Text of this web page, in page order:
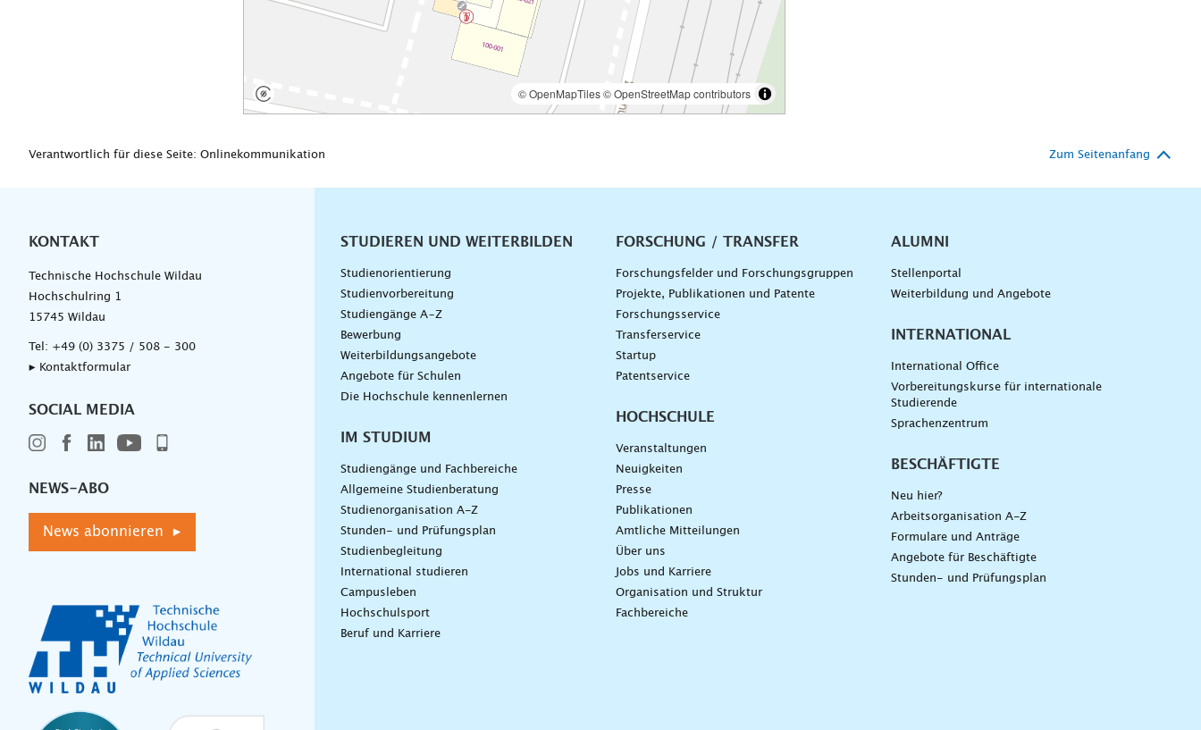
Verantwortlich für diese Seite: Onlinekommunikation Zum Seitenanfang
KONTAKT
Technische Hochschule Wildau
Hochschulring 1
15745 Wildau
Tel: +49 (0) 3375 / 508 - 300
▸ Kontaktformular
SOCIAL MEDIA
NEWS-ABO
News abonnieren ▸
Unternavigation
STUDIEREN UND WEITERBILDEN
Studienorientierung
Studienvorbereitung
Studiengänge A–Z
Bewerbung
Weiterbildungsangebote
Angebote für Schulen
Die Hochschule kennenlernen
IM STUDIUM
Studiengänge und Fachbereiche
Allgemeine Studienberatung
Studienorganisation A-Z
Stunden- und Prüfungsplan
Studienbegleitung
International studieren
Campusleben
Hochschulsport
Beruf und Karriere
FORSCHUNG / TRANSFER
Forschungsfelder und Forschungsgruppen
Projekte, Publikationen und Patente
Forschungsservice
Transferservice
Startup
Patentservice
HOCHSCHULE
Veranstaltungen
Neuigkeiten
Presse
Publikationen
Amtliche Mitteilungen
Über uns
Jobs und Karriere
Organisation und Struktur
Fachbereiche
ALUMNI
Stellenportal
Weiterbildung und Angebote
INTERNATIONAL
International Office
Vorbereitungskurse für internationale
Studierende
Sprachenzentrum
BESCHÄFTIGTE
Neu hier?
Arbeitsorganisation A-Z
Formulare und Anträge
Angebote für Beschäftigte
Stunden- und Prüfungsplan